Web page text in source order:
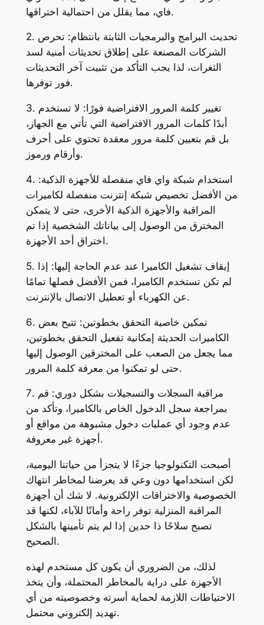
فاي، مما يقلل من احتمالية اختراقها.
2. تحديث البرامج والبرمجيات الثابتة بانتظام: تحرص
الشركات المصنعة على إطلاق تحديثات أمنية لسد
الثغرات، لذا يجب التأكد من تثبيت آخر التحديثات
فور توفرها.
3. تغيير كلمة المرور الافتراضية فورًا: لا تستخدم
أبدًا كلمات المرور الافتراضية التي تأتي مع الجهاز،
بل قم بتعيين كلمة مرور معقدة تحتوي على أحرف
وأرقام ورموز.
4. استخدام شبكة واي فاي منفصلة للأجهزة الذكية:
من الأفضل تخصيص شبكة إنترنت منفصلة لكاميرات
المراقبة والأجهزة الذكية الأخرى، حتى لا يتمكن
المخترق من الوصول إلى بياناتك الشخصية إذا تم
اختراق أحد الأجهزة.
5. إيقاف تشغيل الكاميرا عند عدم الحاجة إليها: إذا
لم تكن تستخدم الكاميرا، فمن الأفضل فصلها تمامًا
عن الكهرباء أو تعطيل الاتصال بالإنترنت.
6. تمكين خاصية التحقق بخطوتين: تتيح بعض
الكاميرات الحديثة إمكانية تفعيل التحقق بخطوتين،
مما يجعل من الصعب على المخترقين الوصول إليها
حتى لو تمكنوا من معرفة كلمة المرور.
7. مراقبة السجلات والتسجيلات بشكل دوري: قم
بمراجعة سجل الدخول الخاص بالكاميرا، وتأكد من
عدم وجود أي عمليات دخول مشبوهة من مواقع أو
أجهزة غير معروفة.
أصبحت التكنولوجيا جزءًا لا يتجزأ من حياتنا اليومية،
لكن استخدامها دون وعي قد يعرضنا لمخاطر انتهاك
الخصوصية والاختراقات الإلكترونية. لا شك أن أجهزة
المراقبة المنزلية توفر راحة وأمانًا للآباء، لكنها قد
تصبح سلاحًا ذا حدين إذا لم يتم تأمينها بالشكل
الصحيح.
لذلك، من الضروري أن يكون كل مستخدم لهذه
الأجهزة على دراية بالمخاطر المحتملة، وأن يتخذ
الاحتياطات اللازمة لحماية أسرته وخصوصيته من أي
تهديد إلكتروني محتمل.